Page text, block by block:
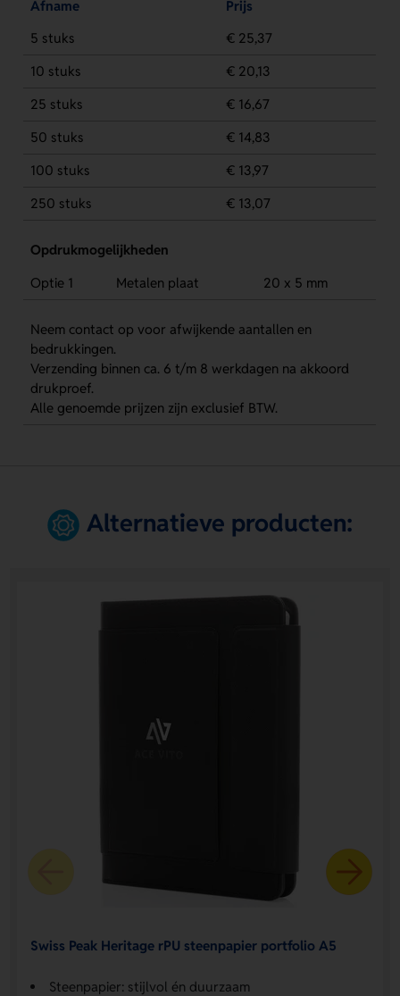
Afname
Prijs
5 stuks
€ 25,37
10 stuks
€ 20,13
25 stuks
€ 16,67
50 stuks
€ 14,83
100 stuks
€ 13,97
250 stuks
€ 13,07
Opdrukmogelijkheden
Optie 1
Metalen plaat 20 x 5 mm
Neem contact op voor afwijkende aantallen en
bedrukkingen.
Verzending binnen ca. 6 t/m 8 werkdagen na akkoord
drukproef.
Alle genoemde prijzen zijn exclusief BTW.
Alternatieve producten:
Swiss Peak Heritage rPU steenpapier portfolio A5
Steenpapier: stijlvol én duurzaam